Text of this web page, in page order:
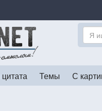
Темы С